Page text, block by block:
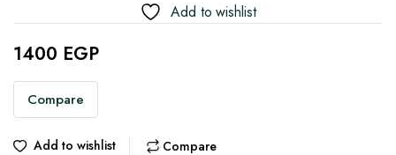
Add to wishlist
1400 EGP
Compare
Add to wishlist Compare